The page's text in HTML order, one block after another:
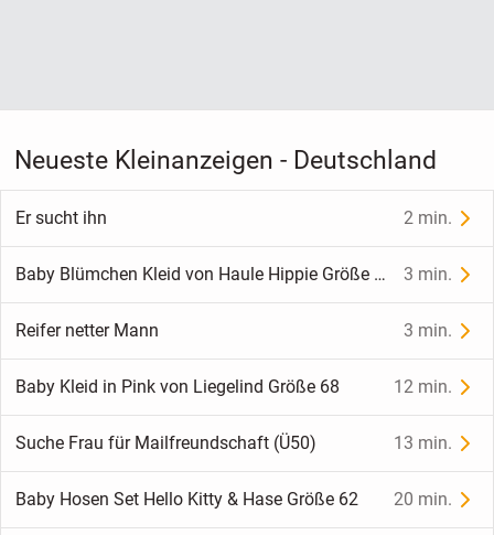
Neueste Kleinanzeigen - Deutschland
Er sucht ihn 2 min.
Baby Blümchen Kleid von Haule Hippie Größe 92 3 min.
Reifer netter Mann 3 min.
Baby Kleid in Pink von Liegelind Größe 68 12 min.
Suche Frau für Mailfreundschaft (Ü50) 13 min.
Baby Hosen Set Hello Kitty & Hase Größe 62 20 min.